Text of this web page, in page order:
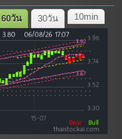
10min
30วัน
60วัน